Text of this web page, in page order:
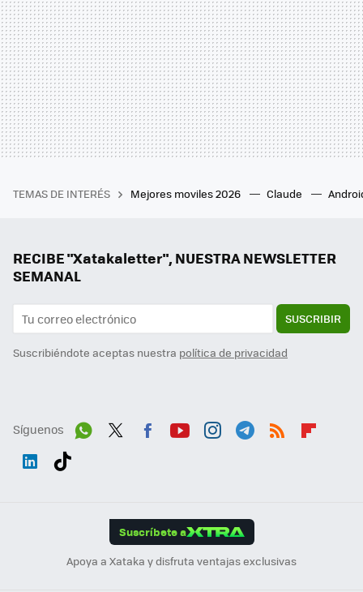
TEMAS DE INTERÉS Mejores moviles 2026 Claude
RECIBE "Xatakaletter", NUESTRA NEWSLETTER
SEMANAL
SUSCRIBIR
Suscribiéndote aceptas nuestra política de privacidad
Síguenos
Suscríbete a
Apoya a Xataka y disfruta ventajas exclusivas